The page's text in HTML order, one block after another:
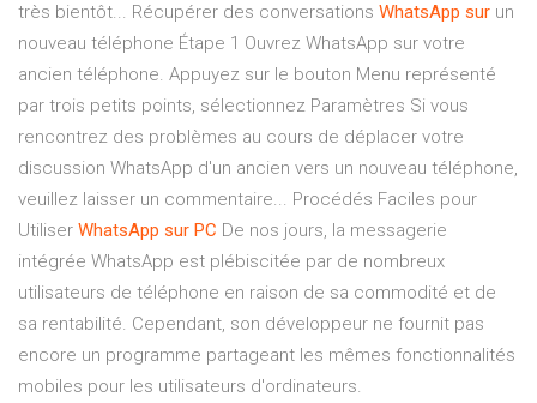
très bientôt... Récupérer des conversations WhatsApp sur un
nouveau téléphone Étape 1 Ouvrez WhatsApp sur votre
ancien téléphone. Appuyez sur le bouton Menu représenté
par trois petits points, sélectionnez Paramètres Si vous
rencontrez des problèmes au cours de déplacer votre
discussion WhatsApp d'un ancien vers un nouveau téléphone,
veuillez laisser un commentaire... Procédés Faciles pour
Utiliser WhatsApp sur PC De nos jours, la messagerie
intégrée WhatsApp est plébiscitée par de nombreux
utilisateurs de téléphone en raison de sa commodité et de
sa rentabilité. Cependant, son développeur ne fournit pas
encore un programme partageant les mêmes fonctionnalités
mobiles pour les utilisateurs d'ordinateurs.